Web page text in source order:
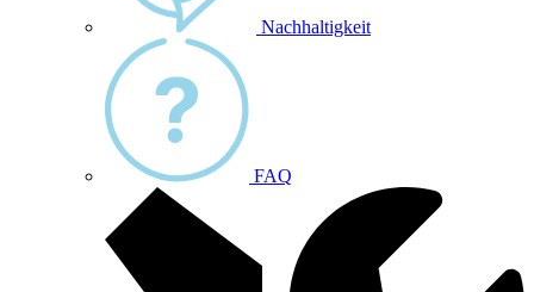
Nachhaltigkeit
FAQ